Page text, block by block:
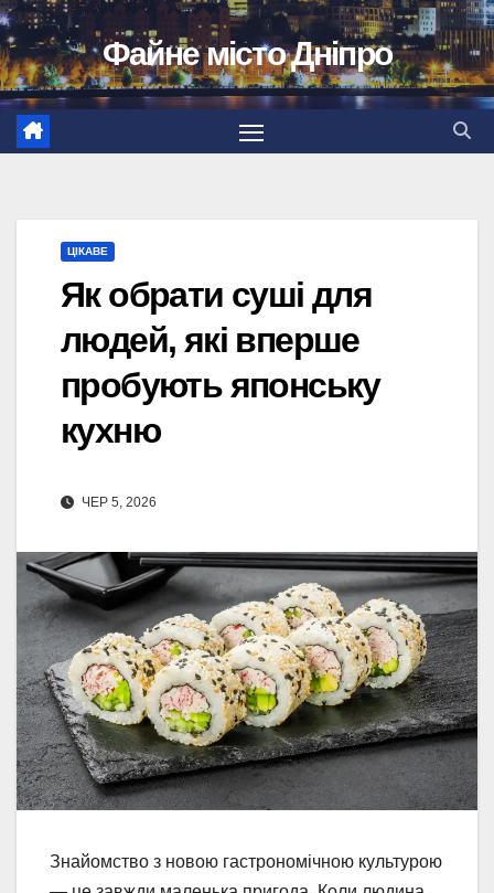
Перейти
до
вмісту
Файне місто Дніпро
ЦІКАВЕ
Як обрати суші для
людей, які вперше
пробують японську
кухню
ЧЕР 5, 2026
Знайомство з новою гастрономічною культурою